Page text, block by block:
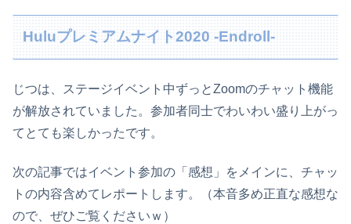
Huluプレミアムナイト2020 -Endroll-
じつは、ステージイベント中ずっとZoomのチャット機能
が解放されていました。参加者同士でわいわい盛り上がっ
てとても楽しかったです。
次の記事ではイベント参加の「感想」をメインに、チャッ
トの内容含めてレポートします。（本音多め正直な感想な
ので、ぜひご覧くださいｗ）